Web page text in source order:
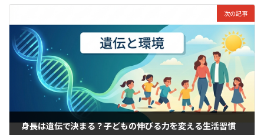
次の記事
身長は遺伝で決まる？子どもの伸びる力を変える生活習慣